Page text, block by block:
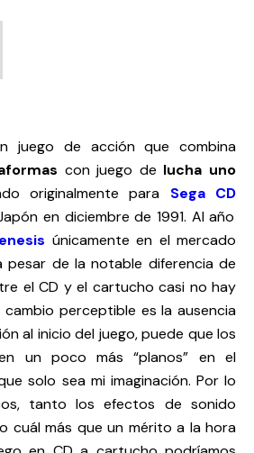
juego de acción que combina
con juego de lucha uno
originalmente para Sega CD
en diciembre de 1991. Al año
únicamente en el mercado
pesar de la notable diferencia de
el CD y el cartucho casi no hay
cambio perceptible es la ausencia
al inicio del juego, puede que los
un poco más “planos” en el
solo sea mi imaginación. Por lo
tanto los efectos de sonido
cuál más que un mérito a la hora